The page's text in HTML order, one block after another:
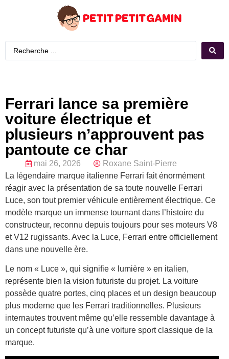
Ferrari lance sa première
voiture électrique et
plusieurs n’approuvent pas
pantoute ce char
mai 26, 2026
Roxane Saint-Pierre
La légendaire marque italienne Ferrari fait énormément
réagir avec la présentation de sa toute nouvelle Ferrari
Luce, son tout premier véhicule entièrement électrique. Ce
modèle marque un immense tournant dans l’histoire du
constructeur, reconnu depuis toujours pour ses moteurs V8
et V12 rugissants. Avec la Luce, Ferrari entre officiellement
dans une nouvelle ère.
Le nom « Luce », qui signifie « lumière » en italien,
représente bien la vision futuriste du projet. La voiture
possède quatre portes, cinq places et un design beaucoup
plus moderne que les Ferrari traditionnelles. Plusieurs
internautes trouvent même qu’elle ressemble davantage à
un concept futuriste qu’à une voiture sport classique de la
marque.